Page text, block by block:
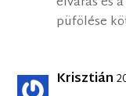
püfölése
Krisztián